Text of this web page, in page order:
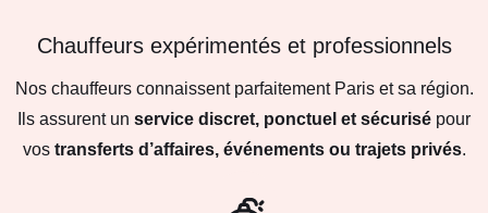
Chauffeurs expérimentés et professionnels
Nos chauffeurs connaissent parfaitement Paris et sa région.
Ils assurent un service discret, ponctuel et sécurisé pour
vos transferts d’affaires, événements ou trajets privés.